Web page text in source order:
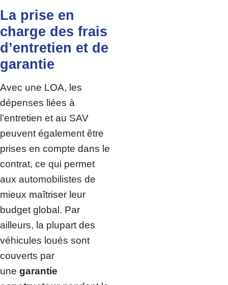
La prise en
charge des frais
d’entretien et de
garantie
Avec une LOA, les
dépenses liées à
l’entretien et au SAV
peuvent également être
prises en compte dans le
contrat, ce qui permet
aux automobilistes de
mieux maîtriser leur
budget global. Par
ailleurs, la plupart des
véhicules loués sont
couverts par
une garantie